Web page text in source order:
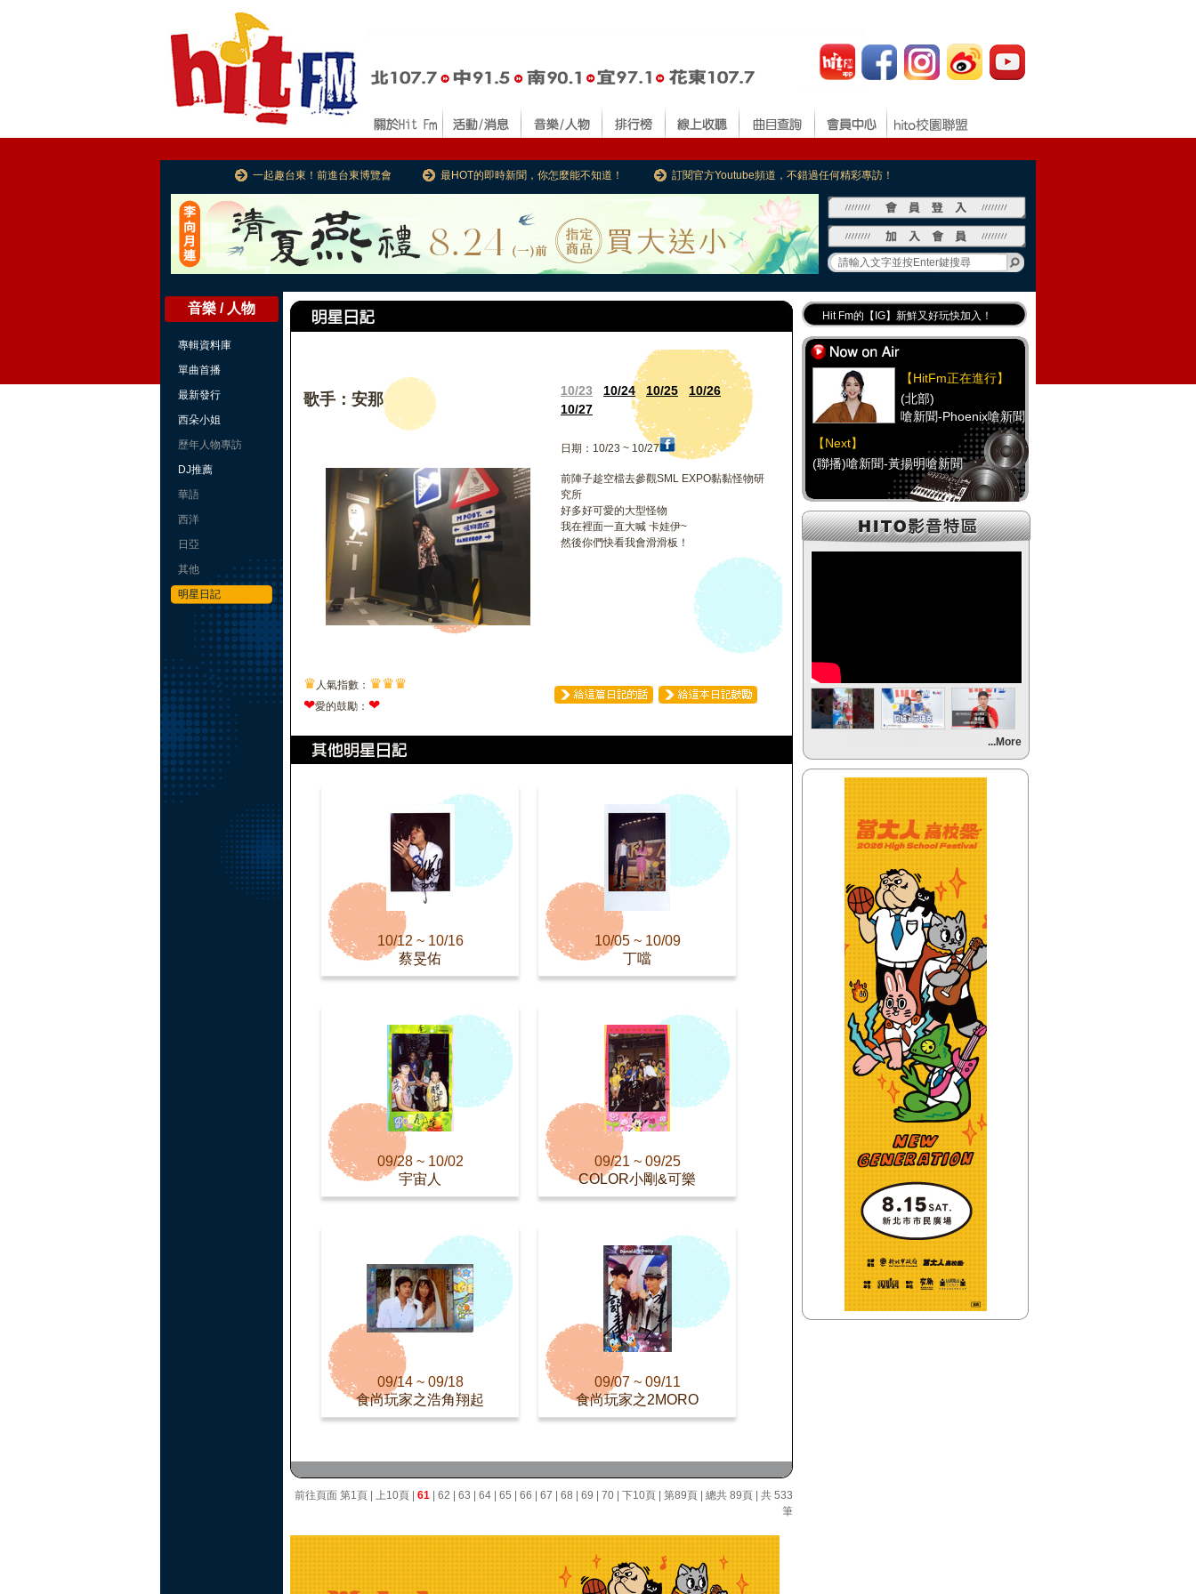
一起趣台東！前進台東博覽會 最HOT的即時新聞，你怎麼能不知道！ 訂閱官方Youtube頻道，不錯過任何精彩專訪！
音樂 / 人物
專輯資料庫
單曲首播
最新發行
西朵小姐
歷年人物專訪
DJ推薦
華語
西洋
日亞
其他
明星日記
歌手：安那 10/23 10/24 10/25
10/26
10/27
日期：10/23 ~ 10/27
前陣子趁空檔去參觀SML EXPO黏黏怪物研
究所
好多好可愛的大型怪物
我在裡面一直大喊 卡娃伊~
然後你們快看我會滑滑板！
♛ 人氣指數： ♛♛♛
❤愛的鼓勵： ❤
10/12 ~ 10/16
蔡旻佑
10/05 ~ 10/09
丁噹
09/28 ~ 10/02
宇宙人
09/21 ~ 09/25
COLOR小剛&可樂
09/14 ~ 09/18
食尚玩家之浩角翔起
09/07 ~ 09/11
食尚玩家之2MORO
前往頁面 第1頁 上10頁 61 62 63 64 65 66 67 68 69 70 下10頁 第89頁 | 總共 89頁 | 共 533
筆
Hit Fm的【IG】新鮮又好玩快加入！
Hit Fm【FB臉書粉絲團】等你加入！
最專業《DJ推薦》好音樂千萬別錯過！
好康報報 最新優惠訊息都在這！
【HitFm正在進行】
(北部)
嗆新聞-Phoenix嗆新聞
【Next】
(聯播)嗆新聞-黃揚明嗆新聞
【HitFm正在進行】
(中部)
(南部)
HAPPY DJ-Tracy
【Next】
(宜蘭)
GOOD MORNING YI-
【Next】
(聯播)嗆新聞-黃揚明嗆新聞
【HitFm正在進行】
(花東)
早安東台灣
【Next】
(聯播)嗆新聞-黃揚明嗆新聞
...More